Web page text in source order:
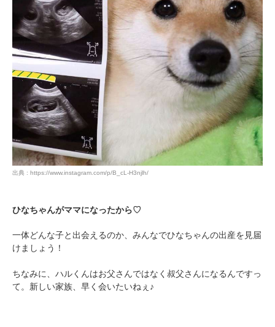
出典 : https://www.instagram.com/p/B_cL-H3njlh/
ひなちゃんがママになったから♡
一体どんな子と出会えるのか、みんなでひなちゃんの出産を見届
けましょう！
ちなみに、ハルくんはお父さんではなく叔父さんになるんですっ
て。新しい家族、早く会いたいねぇ♪